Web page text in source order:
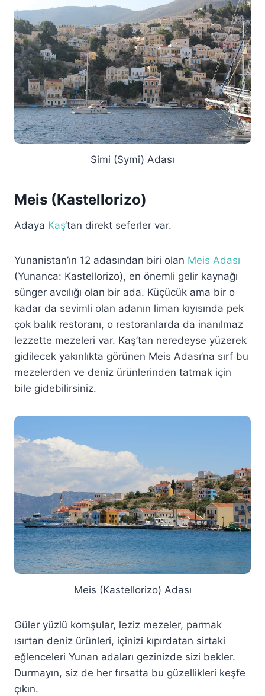
Simi (Symi) Adası
Meis (Kastellorizo)
Adaya Kaş‘tan direkt seferler var.
Yunanistan’ın 12 adasından biri olan Meis Adası
(Yunanca: Kastellorizo), en önemli gelir kaynağı
sünger avcılığı olan bir ada. Küçücük ama bir o
kadar da sevimli olan adanın liman kıyısında pek
çok balık restoranı, o restoranlarda da inanılmaz
lezzette mezeleri var. Kaş’tan neredeyse yüzerek
gidilecek yakınlıkta görünen Meis Adası’na sırf bu
mezelerden ve deniz ürünlerinden tatmak için
bile gidebilirsiniz.
Meis (Kastellorizo) Adası
Güler yüzlü komşular, leziz mezeler, parmak
ısırtan deniz ürünleri, içinizi kıpırdatan sirtaki
eğlenceleri Yunan adaları gezinizde sizi bekler.
Durmayın, siz de her fırsatta bu güzellikleri keşfe
çıkın.